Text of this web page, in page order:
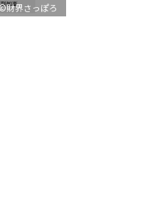
財界さっぽろ